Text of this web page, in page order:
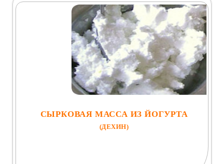
СЫРКОВАЯ МАССА ИЗ ЙОГУРТА
(ДЕХИН)